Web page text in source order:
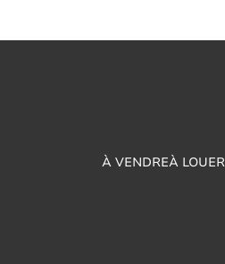
À VENDREÀ LOUER